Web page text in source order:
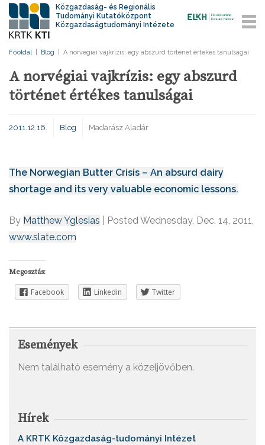
Közgazdaság- és Regionális
Tudományi Kutatóközpont
Közgazdaságtudományi Intézete
Főoldal Blog A norvégiai vajkrízis: egy abszurd történet értékes tanulságai
A norvégiai vajkrízis: egy abszurd
történet értékes tanulságai
2011.12.16. Blog Madarász Aladár
The Norwegian Butter Crisis – An absurd dairy
shortage and its very valuable economic lessons.
By Matthew Yglesias
| Posted Wednesday, Dec. 14, 2011,
www.slate.com
Megosztás:
Facebook Linkedin Twitter
Események
Nem található esemény a közeljövőben.
Hírek
A KRTK Közgazdaság-tudományi Intézet